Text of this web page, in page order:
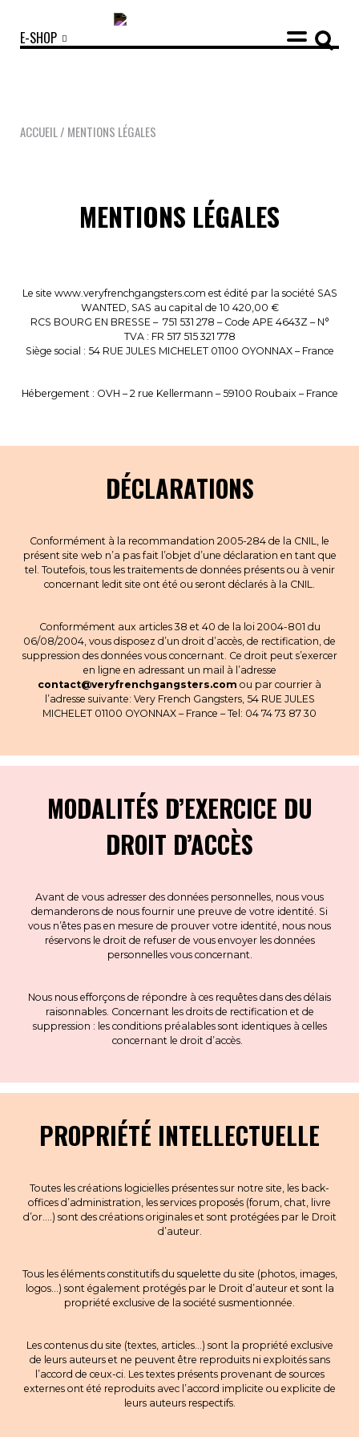
NOUVEAUTÉS OPTIQUES SOLAIRES ACCESSOIRES
NOTRE HISTOIRE NOS ENGAGEMENTS SAV RESPONSABLE
LOOKBOOKS
POINTS DE VENTE
NOUS CONTACTER
E-SHOP
ACCUEIL / MENTIONS LÉGALES
MENTIONS LÉGALES
Le site www.veryfrenchgangsters.com est édité par la société SAS
WANTED, SAS au capital de 10 420,00 €
RCS BOURG EN BRESSE – 751 531 278 – Code APE 4643Z – N°
TVA : FR 517 515 321 778
Siège social : 54 RUE JULES MICHELET 01100 OYONNAX – France
Hébergement : OVH – 2 rue Kellermann – 59100 Roubaix – France
DÉCLARATIONS
Conformément à la recommandation 2005-284 de la CNIL, le
présent site web n’a pas fait l’objet d’une déclaration en tant que
tel. Toutefois, tous les traitements de données présents ou à venir
concernant ledit site ont été ou seront déclarés à la CNIL.
Conformément aux articles 38 et 40 de la loi 2004-801 du
06/08/2004, vous disposez d’un droit d’accès, de rectification, de
suppression des données vous concernant. Ce droit peut s’exercer
en ligne en adressant un mail à l’adresse
contact@veryfrenchgangsters.com ou par courrier à
l’adresse suivante: Very French Gangsters, 54 RUE JULES
MICHELET 01100 OYONNAX – France – Tel: 04 74 73 87 30
MODALITÉS D’EXERCICE DU
DROIT D’ACCÈS
Avant de vous adresser des données personnelles, nous vous
demanderons de nous fournir une preuve de votre identité. Si
vous n’êtes pas en mesure de prouver votre identité, nous nous
réservons le droit de refuser de vous envoyer les données
personnelles vous concernant.
Nous nous efforçons de répondre à ces requêtes dans des délais
raisonnables. Concernant les droits de rectification et de
suppression : les conditions préalables sont identiques à celles
concernant le droit d’accès.
PROPRIÉTÉ INTELLECTUELLE
Toutes les créations logicielles présentes sur notre site, les back-
offices d’administration, les services proposés (forum, chat, livre
d’or….) sont des créations originales et sont protégées par le Droit
d’auteur.
Tous les éléments constitutifs du squelette du site (photos, images,
logos…) sont également protégés par le Droit d’auteur et sont la
propriété exclusive de la société susmentionnée.
Les contenus du site (textes, articles…) sont la propriété exclusive
de leurs auteurs et ne peuvent être reproduits ni exploités sans
l’accord de ceux-ci. Les textes présents provenant de sources
externes ont été reproduits avec l’accord implicite ou explicite de
leurs auteurs respectifs.